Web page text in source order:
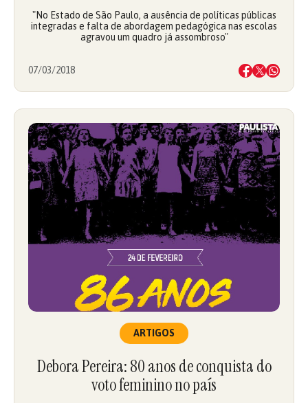
"No Estado de São Paulo, a ausência de políticas públicas
integradas e falta de abordagem pedagógica nas escolas
agravou um quadro já assombroso"
07/03/2018
ARTIGOS
Debora Pereira: 80 anos de conquista do
voto feminino no país